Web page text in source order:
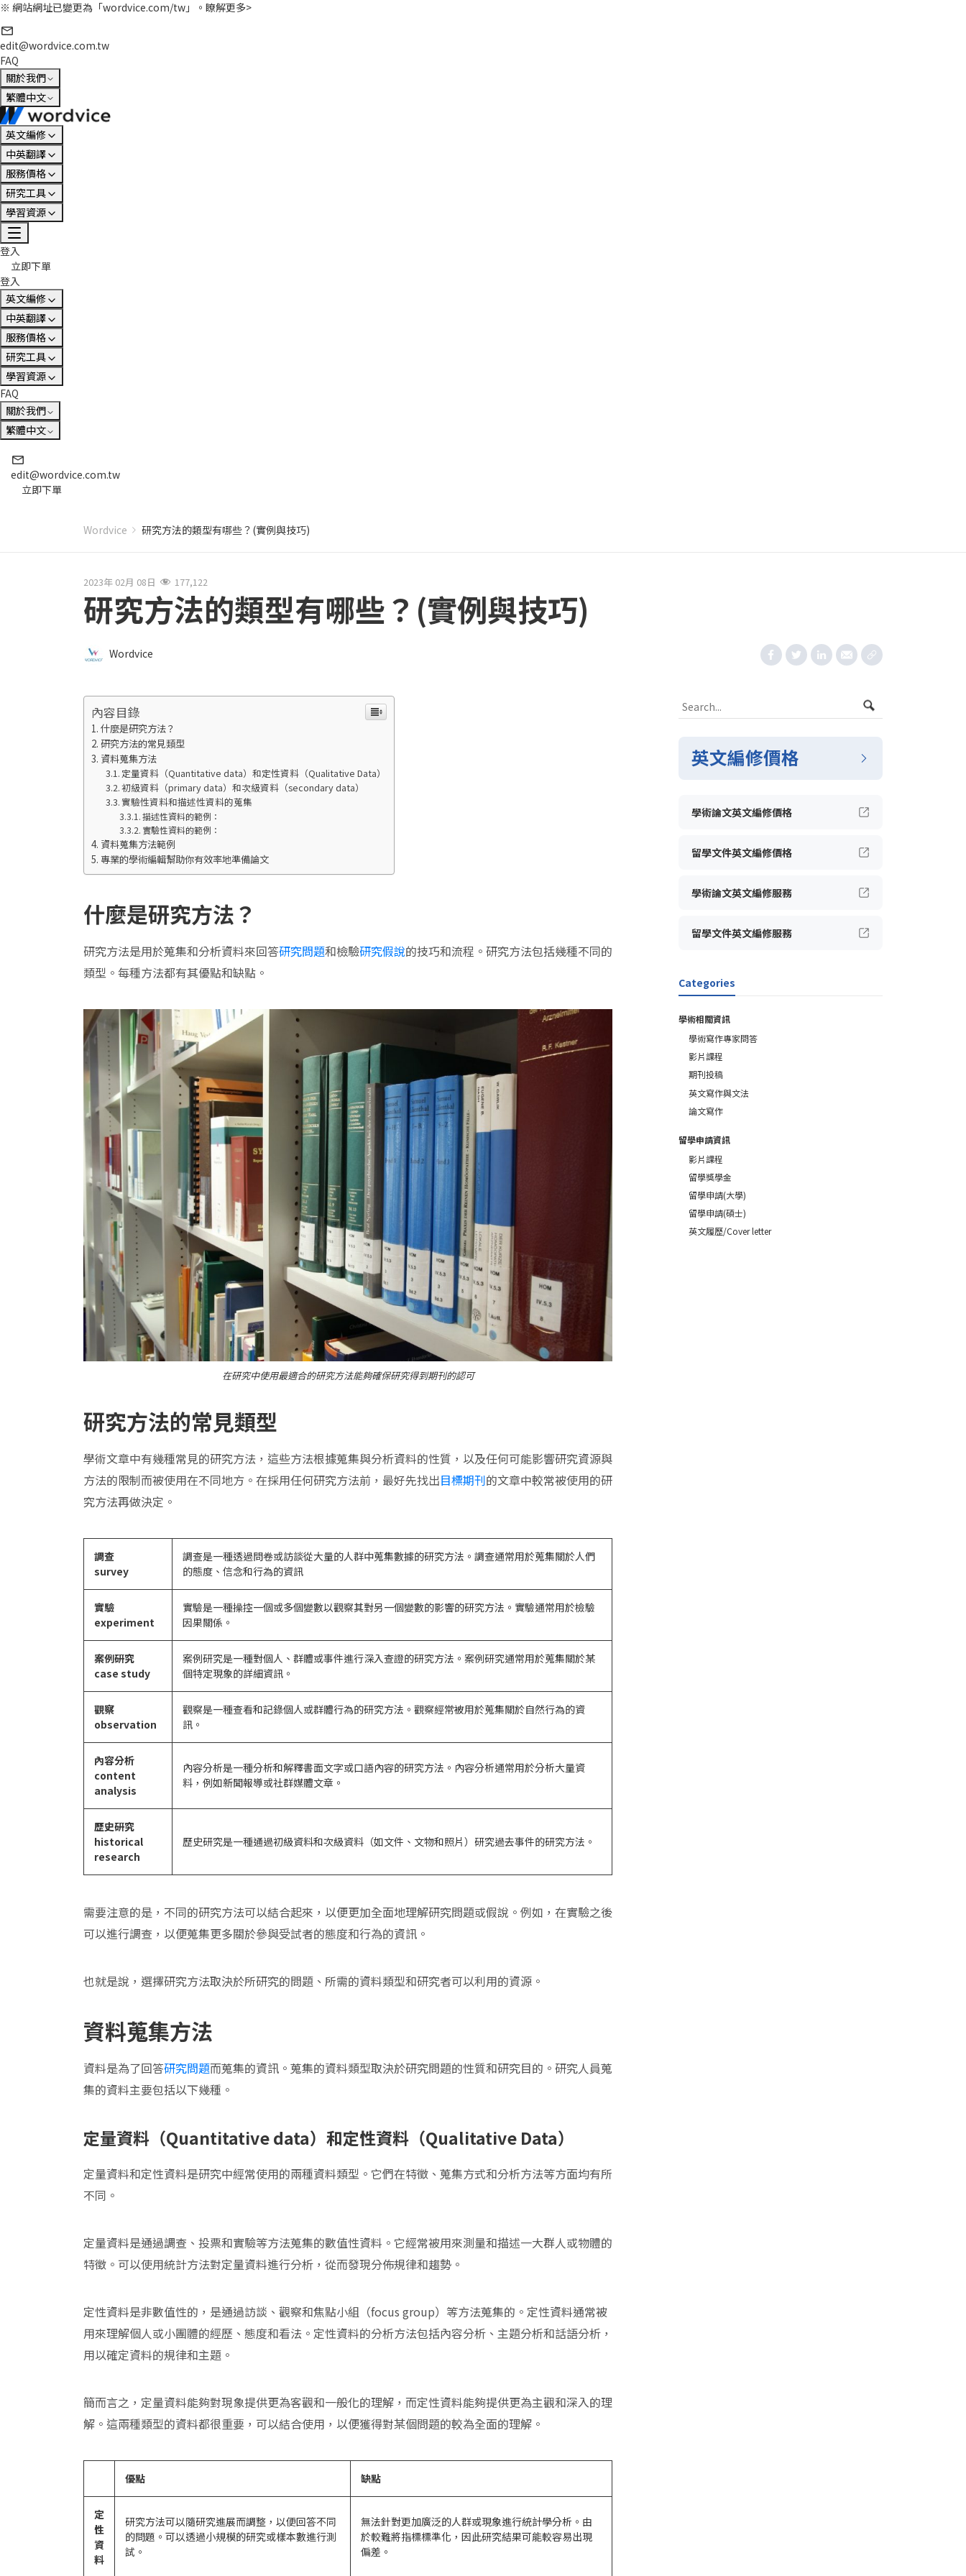
※ 網站網址已變更為「wordvice.com/tw」。 瞭解更多>
edit@wordvice.com.tw
FAQ
關於我們
繁體中文
英文編修
中英翻譯
服務價格
研究工具
學習資源
登入
立即下單
登入
英文編修
中英翻譯
服務價格
研究工具
學習資源
FAQ
關於我們
繁體中文
edit@wordvice.com.tw
立即下單
Wordvice 研究方法的類型有哪些？(實例與技巧)
2023年 02月 08日 177,122
研究方法的類型有哪些？(實例與技巧)
Wordvice
內容目錄
什麼是研究方法？
研究方法的常見類型
資料蒐集方法
定量資料（Quantitative data）和定性資料（Qualitative Data）
初級資料（primary data）和次級資料（secondary data）
實驗性資料和描述性資料的蒐集
描述性資料的範例：
實驗性資料的範例：
資料蒐集方法範例
專業的學術編輯幫助你有效率地準備論文
什麼是研究方法？
研究方法是用於蒐集和分析資料來回答研究問題和檢驗研究假說的技巧和流程。研究方法包括幾種不同的
類型。每種方法都有其優點和缺點。
在研究中使用最適合的研究方法能夠確保研究得到期刊的認可
研究方法的常見類型
學術文章中有幾種常見的研究方法，這些方法根據蒐集與分析資料的性質，以及任何可能影響研究資源與
方法的限制而被使用在不同地方。在採用任何研究方法前，最好先找出目標期刊的文章中較常被使用的研
究方法再做決定。
調查
survey
調查是一種透過問卷或訪談從大量的人群中蒐集數據的研究方法。調查通常用於蒐集關於人們
的態度、信念和行為的資訊
實驗
experiment
實驗是一種操控一個或多個變數以觀察其對另一個變數的影響的研究方法。實驗通常用於檢驗
因果關係。
案例研究
case study
案例研究是一種對個人、群體或事件進行深入查證的研究方法。案例研究通常用於蒐集關於某
個特定現象的詳細資訊。
觀察
observation
觀察是一種查看和記錄個人或群體行為的研究方法。觀察經常被用於蒐集關於自然行為的資
訊。
內容分析
content
analysis
內容分析是一種分析和解釋書面文字或口語內容的研究方法。內容分析通常用於分析大量資
料，例如新聞報導或社群媒體文章。
歷史研究
historical
research
歷史研究是一種通過初級資料和次級資料（如文件、文物和照片）研究過去事件的研究方法。
需要注意的是，不同的研究方法可以結合起來，以便更加全面地理解研究問題或假說。例如，在實驗之後
可以進行調查，以便蒐集更多關於參與受試者的態度和行為的資訊。
也就是說，選擇研究方法取決於所研究的問題、所需的資料類型和研究者可以利用的資源。
資料蒐集方法
資料是為了回答研究問題而蒐集的資訊。蒐集的資料類型取決於研究問題的性質和研究目的。研究人員蒐
集的資料主要包括以下幾種。
定量資料（Quantitative data）和定性資料 （Qualitative Data）
定量資料和定性資料是研究中經常使用的兩種資料類型。它們在特徵、蒐集方式和分析方法等方面均有所
不同。
定量資料是通過調查、投票和實驗等方法蒐集的數值性資料。它經常被用來測量和描述一大群人或物體的
特徵。可以使用統計方法對定量資料進行分析，從而發現分佈規律和趨勢。
定性資料是非數值性的，是通過訪談、觀察和焦點小組（focus group）等方法蒐集的。定性資料通常被
用來理解個人或小團體的經歷、態度和看法。定性資料的分析方法包括內容分析、主題分析和話語分析，
用以確定資料的規律和主題。
簡而言之，定量資料能夠對現象提供更為客觀和一般化的理解，而定性資料能夠提供更為主觀和深入的理
解。這兩種類型的資料都很重要，可以結合使用，以便獲得對某個問題的較為全面的理解。
優點 缺點
定
性
資
料
研究方法可以隨研究進展而調整，以便回答不同
的問題。可以透過小規模的研究或樣本數進行測
試。
無法針對更加廣泛的人群或現象進行統計學分析。由
於較難將指標標準化，因此研究結果可能較容易出現
偏差。
英文編修價格
學術論文英文編修價格
留學文件英文編修價格
學術論文英文編修服務
留學文件英文編修服務
Categories
學術相關資訊
學術寫作專家問答
影片課程
期刊投稿
英文寫作與文法
論文寫作
留學申請資訊
影片課程
留學獎學金
留學申請(大學)
留學申請(碩士)
英文履歷/Cover letter